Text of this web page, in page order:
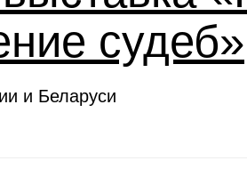
судеб»
и Беларуси